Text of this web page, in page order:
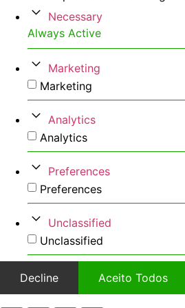
Necessary
Always Active
Marketing
Marketing
Analytics
Analytics
Preferences
Preferences
Unclassified
Unclassified
Decline Aceito Todos